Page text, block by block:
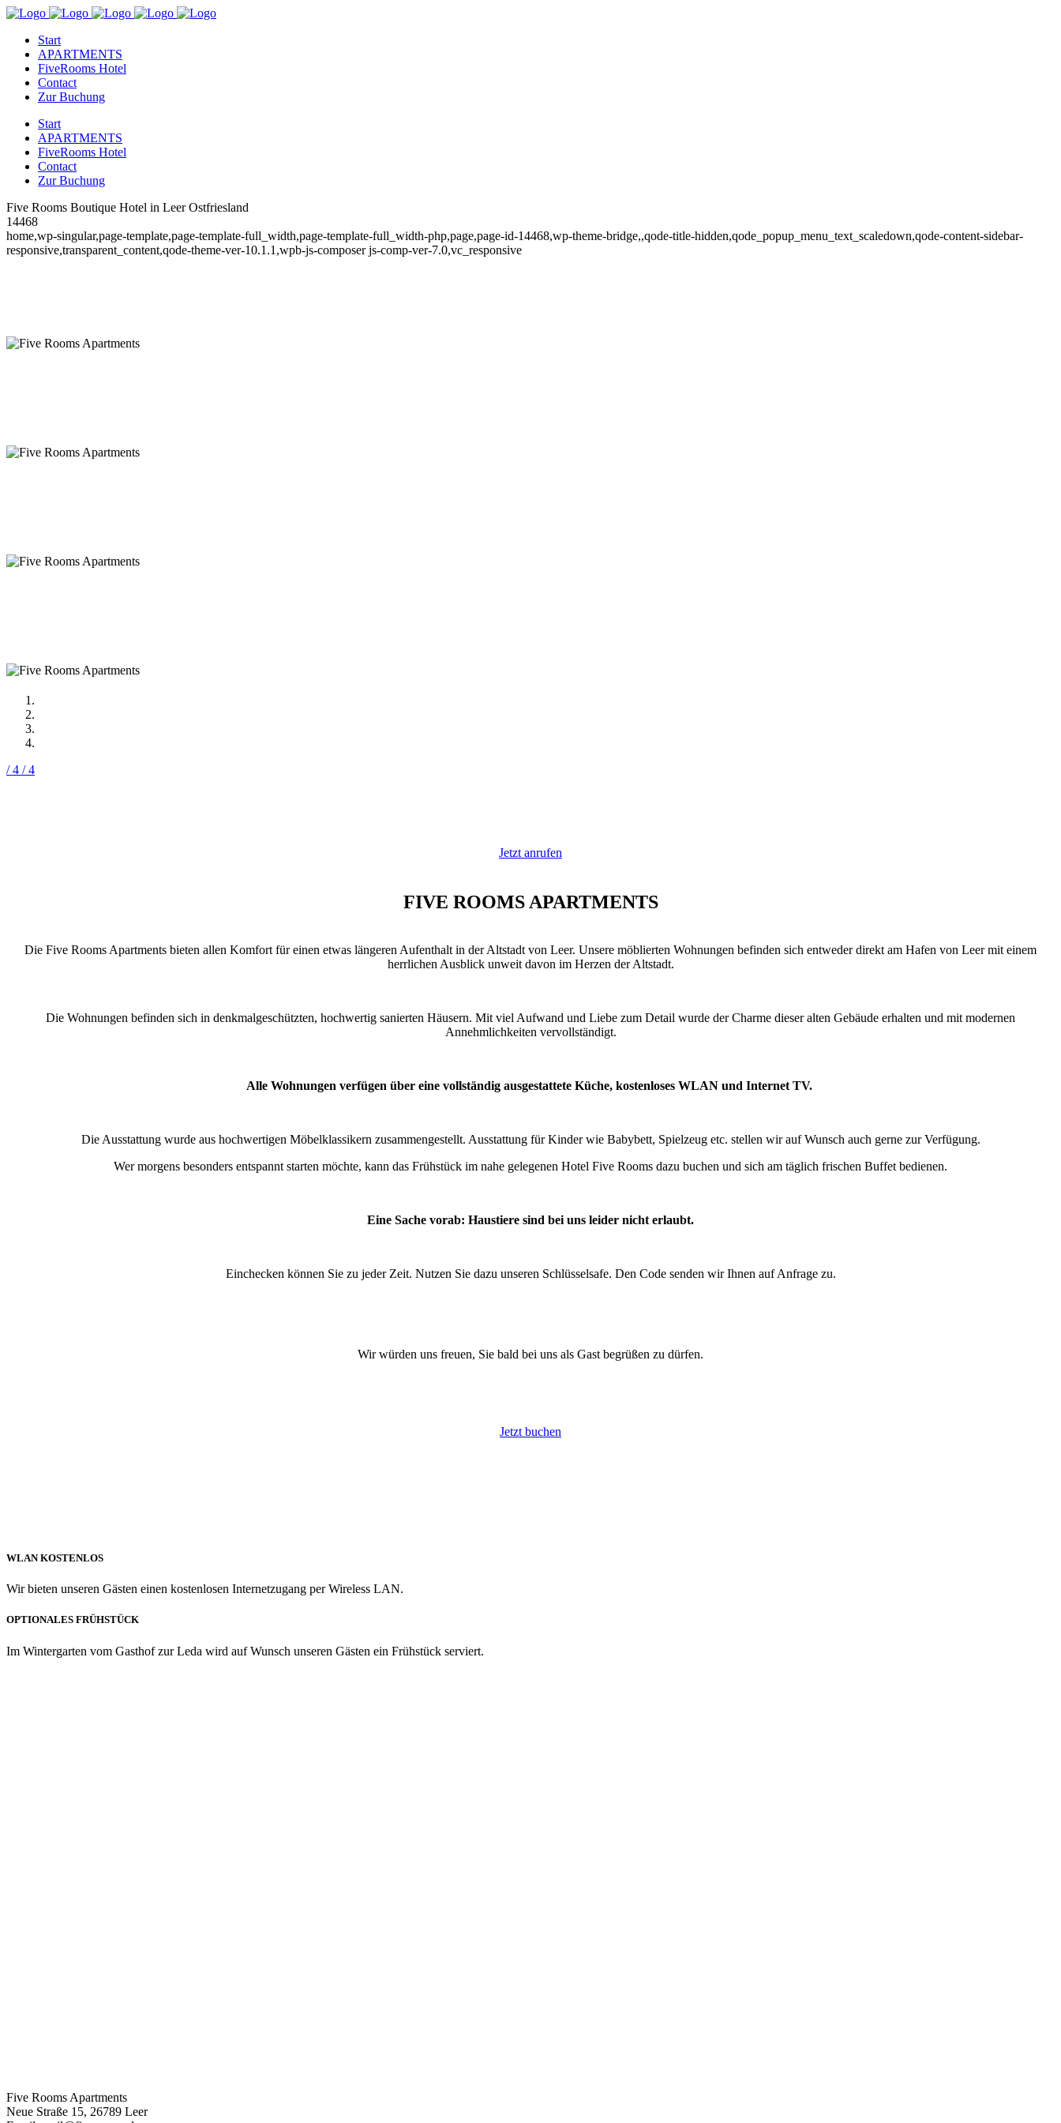
Start
APARTMENTS
FiveRooms Hotel
Contact
Zur Buchung
Start
APARTMENTS
FiveRooms Hotel
Contact
Zur Buchung
Five Rooms Boutique Hotel in Leer Ostfriesland
14468
home,wp-singular,page-template,page-template-full_width,page-template-full_width-php,page,page-id-14468,wp-theme-bridge,,qode-title-hidden,qode_popup_menu_text_scaledown,qode-content-sidebar-
responsive,transparent_content,qode-theme-ver-10.1.1,wpb-js-composer js-comp-ver-7.0,vc_responsive
/ 4 / 4
Jetzt anrufen
FIVE ROOMS APARTMENTS
Die Five Rooms Apartments bieten allen Komfort für einen etwas längeren Aufenthalt in der Altstadt von Leer. Unsere möblierten Wohnungen befinden sich entweder direkt am Hafen von Leer mit einem
herrlichen Ausblick unweit davon im Herzen der Altstadt.
Die Wohnungen befinden sich in denkmalgeschützten, hochwertig sanierten Häusern. Mit viel Aufwand und Liebe zum Detail wurde der Charme dieser alten Gebäude erhalten und mit modernen
Annehmlichkeiten vervollständigt.
Alle Wohnungen verfügen über eine vollständig ausgestattete Küche, kostenloses WLAN und Internet TV.
Die Ausstattung wurde aus hochwertigen Möbelklassikern zusammengestellt. Ausstattung für Kinder wie Babybett, Spielzeug etc. stellen wir auf Wunsch auch gerne zur Verfügung.
Wer morgens besonders entspannt starten möchte, kann das Frühstück im nahe gelegenen Hotel Five Rooms dazu buchen und sich am täglich frischen Buffet bedienen.
Eine Sache vorab: Haustiere sind bei uns leider nicht erlaubt.
Einchecken können Sie zu jeder Zeit. Nutzen Sie dazu unseren Schlüsselsafe. Den Code senden wir Ihnen auf Anfrage zu.
Wir würden uns freuen, Sie bald bei uns als Gast begrüßen zu dürfen.
Jetzt buchen
WLAN KOSTENLOS
Wir bieten unseren Gästen einen kostenlosen Internetzugang per Wireless LAN.
OPTIONALES FRÜHSTÜCK
Im Wintergarten vom Gasthof zur Leda wird auf Wunsch unseren Gästen ein Frühstück serviert.
Five Rooms Apartments
Neue Straße 15, 26789 Leer